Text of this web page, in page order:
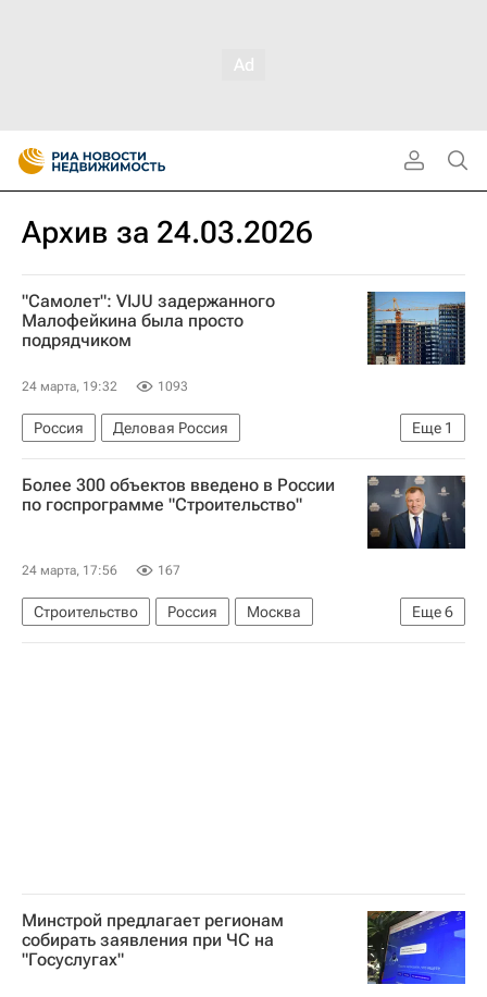
Архив за 24.03.2026
"Самолет": VIJU задержанного
Малофейкина была просто
подрядчиком
24 марта, 19:32 1093
Еще 1
Россия
Деловая Россия
Самолет (девелопер)
Более 300 объектов введено в России
по госпрограмме "Строительство"
24 марта, 17:56 167
Еще6
Строительство Россия
Москва
Республика Крым
Марат Хуснуллин
Минстрой предлагает регионам
собирать заявления при ЧС на
"Госуслугах"